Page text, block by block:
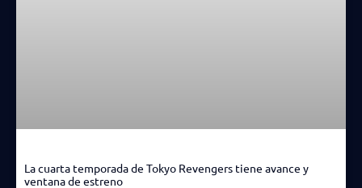
La cuarta temporada de Tokyo Revengers tiene avance y
ventana de estreno